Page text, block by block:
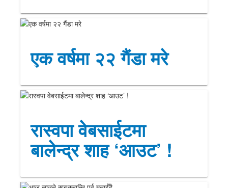
एक वर्षमा २२ गैंडा मरे
रास्वपा वेबसाईटमा
बालेन्द्र शाह ‘आउट’ !